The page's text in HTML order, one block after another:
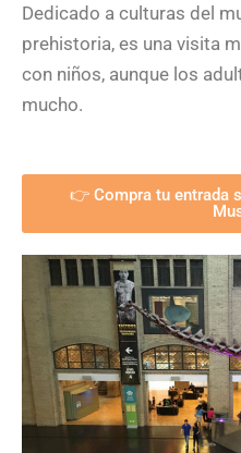
Dedicado a culturas del
prehistoria, es una visita
con niños, aunque los
mucho.
👉 Compra tu entrada